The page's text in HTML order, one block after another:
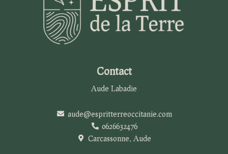
Contact
Aude Labadie
aude@espritterreoccitanie.com
0626632476
Carcassonne, Aude